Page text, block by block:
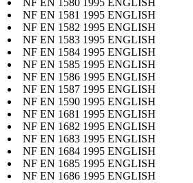
NF EN 1581 1995 ENGLISH
NF EN 1582 1995 ENGLISH
NF EN 1583 1995 ENGLISH
NF EN 1584 1995 ENGLISH
NF EN 1585 1995 ENGLISH
NF EN 1586 1995 ENGLISH
NF EN 1587 1995 ENGLISH
NF EN 1590 1995 ENGLISH
NF EN 1681 1995 ENGLISH
NF EN 1682 1995 ENGLISH
NF EN 1683 1995 ENGLISH
NF EN 1684 1995 ENGLISH
NF EN 1685 1995 ENGLISH
NF EN 1686 1995 ENGLISH